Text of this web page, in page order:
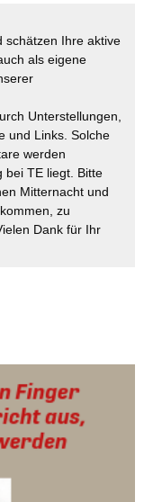
schätzen Ihre aktive
als eigene
Unterstellungen,
und Links. Solche
werden
bei TE liegt. Bitte
Mitternacht und
zu
Dank für Ihr